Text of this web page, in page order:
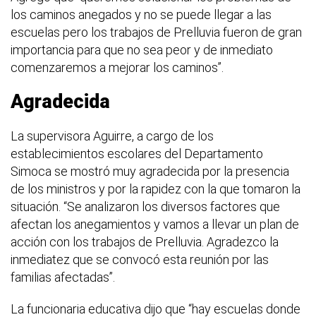
los caminos anegados y no se puede llegar a las
escuelas pero los trabajos de Prelluvia fueron de gran
importancia para que no sea peor y de inmediato
comenzaremos a mejorar los caminos”.
Agradecida
La supervisora Aguirre, a cargo de los
establecimientos escolares del Departamento
Simoca se mostró muy agradecida por la presencia
de los ministros y por la rapidez con la que tomaron la
situación. “Se analizaron los diversos factores que
afectan los anegamientos y vamos a llevar un plan de
acción con los trabajos de Prelluvia. Agradezco la
inmediatez que se convocó esta reunión por las
familias afectadas”.
La funcionaria educativa dijo que “hay escuelas donde